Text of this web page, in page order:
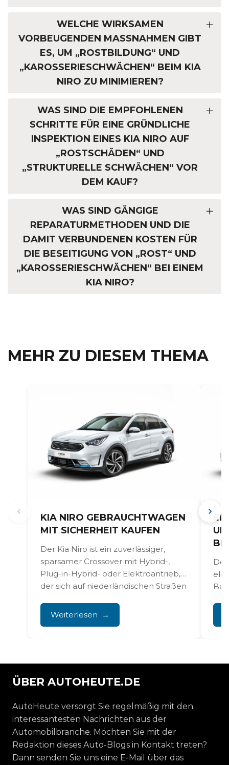
WELCHE WIRKSAMEN
VORBEUGENDEN MASSNAHMEN GIBT E
S, UM „ROSTBILDUNG“ UND „
KAROSSERIESCHWÄCHEN“ BEIM KIA N
IRO ZU MINIMIEREN?
WAS SIND DIE EMPFOHLENEN
SCHRITTE FÜR EINE GRÜNDLICHE
INSPEKTION EINES KIA NIRO AUF
„ROSTSCHÄDEN“ UND
„STRUKTURELLE SCHWÄCHEN“ VOR
DEM KAUF?
WAS SIND GÄNGIGE
REPARATURMETHODEN UND DIE
DAMIT VERBUNDENEN KOSTEN FÜR
DIE BESEITIGUNG VON „ROST“ UND
„KAROSSERIESCHWÄCHEN“ BEI EINEM
KIA NIRO?
MEHR ZU DIESEM THEMA
KIA NIRO GEBRAUCHTWAGEN
MIT SICHERHEIT KAUFEN
Der Kia Niro ist ein zuverlässiger,
sparsamer Crossover mit Hybrid-,
Plug-in-Hybrid- oder Elektroantrieb,
der sich auf niederländischen Straßen
Weiterlesen
ÜBER AUTOHEUTE.DE
AutoHeute versorgt Sie regelmäßig mit den
interessantesten Nachrichten aus der
Automobilbranche. Möchten Sie mit der
Redaktion dieses Auto-Blogs in Kontakt treten?
Dann senden Sie uns eine E-Mail über das